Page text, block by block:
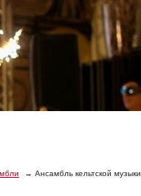
Ансамбль кельтской музыки